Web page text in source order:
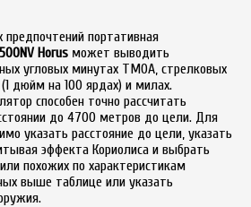
портативная
Horus может выводить
угловых минутах TMOA, стрелковых
дюйм на 100 ярдах) и милах.
способен точно рассчитать
до 4700 метров до цели. Для
указать расстояние до цели, указать
эффекта Кориолиса и выбрать
похожих по характеристикам
выше таблице или указать